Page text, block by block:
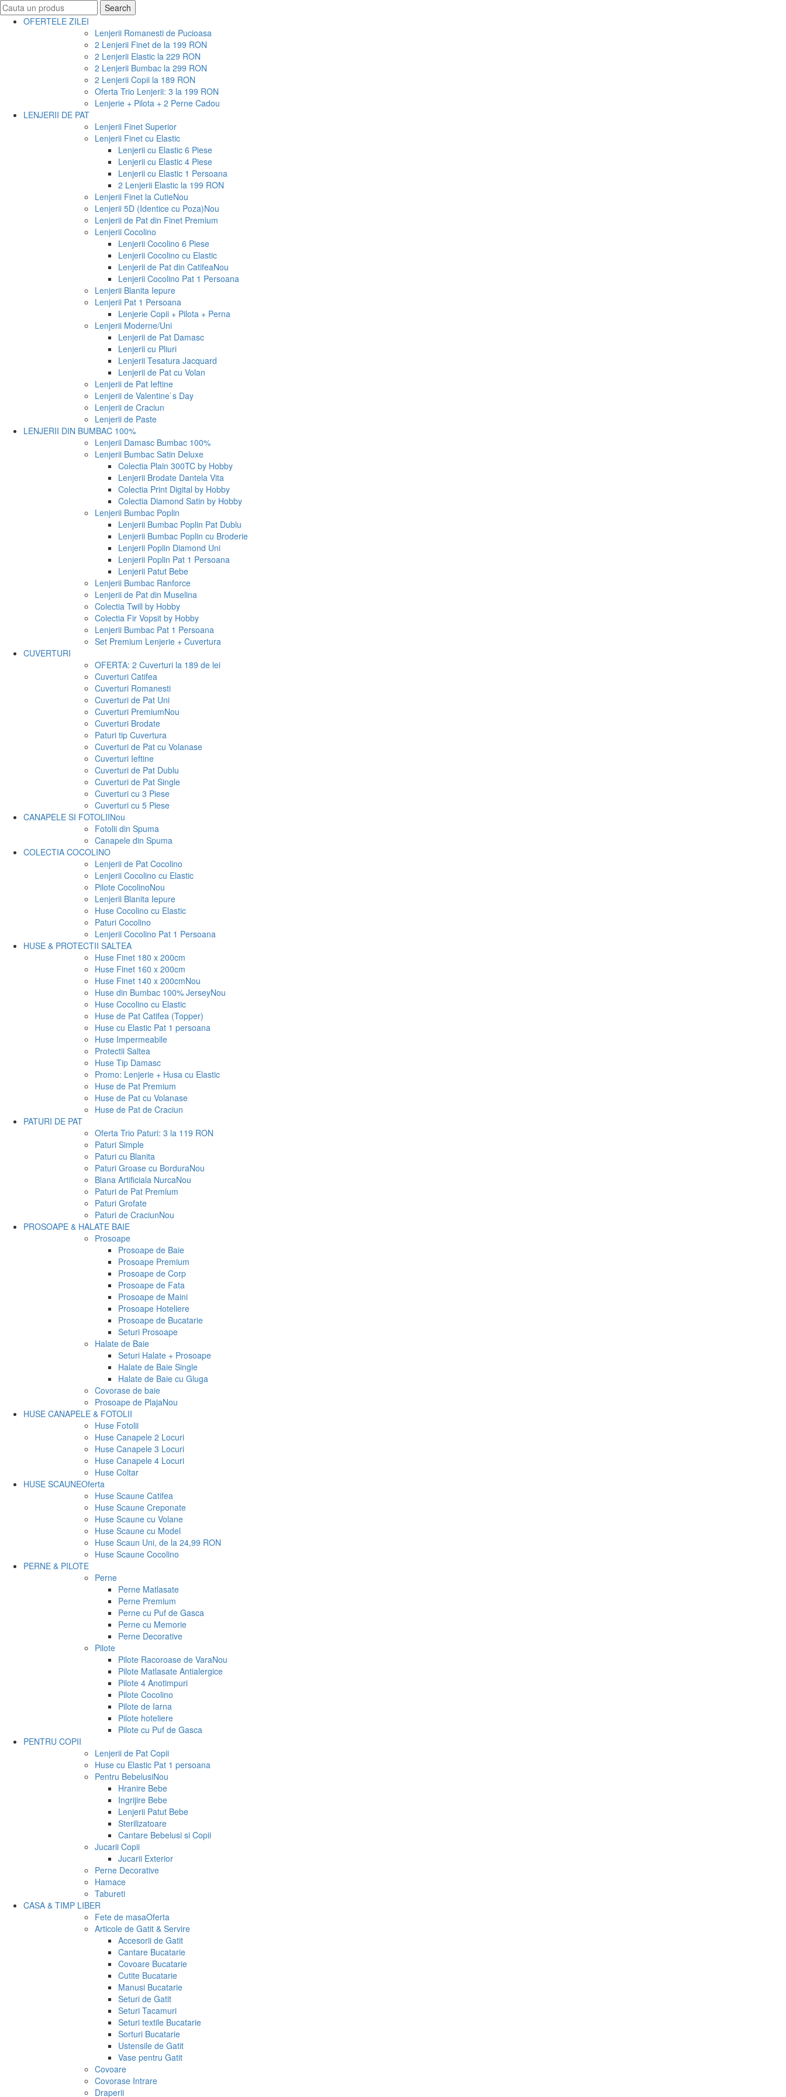
Search
for:
Search
OFERTELE ZILEI
Lenjerii Romanesti de Pucioasa
2 Lenjerii Finet de la 199 RON
2 Lenjerii Elastic la 229 RON
2 Lenjerii Bumbac la 299 RON
2 Lenjerii Copii la 189 RON
Oferta Trio Lenjerii: 3 la 199 RON
Lenjerie + Pilota + 2 Perne Cadou
LENJERII DE PAT
Lenjerii Finet Superior
Lenjerii Finet cu Elastic
Lenjerii cu Elastic 6 Piese
Lenjerii cu Elastic 4 Piese
Lenjerii cu Elastic 1 Persoana
2 Lenjerii Elastic la 199 RON
Lenjerii Finet la CutieNou
Lenjerii 5D (Identice cu Poza)Nou
Lenjerii de Pat din Finet Premium
Lenjerii Cocolino
Lenjerii Cocolino 6 Piese
Lenjerii Cocolino cu Elastic
Lenjerii de Pat din CatifeaNou
Lenjerii Cocolino Pat 1 Persoana
Lenjerii Blanita Iepure
Lenjerii Pat 1 Persoana
Lenjerie Copii + Pilota + Perna
Lenjerii Moderne/Uni
Lenjerii de Pat Damasc
Lenjerii cu Pliuri
Lenjerii Tesatura Jacquard
Lenjerii de Pat cu Volan
Lenjerii de Pat Ieftine
Lenjerii de Valentine`s Day
Lenjerii de Craciun
Lenjerii de Paste
LENJERII DIN BUMBAC 100%
Lenjerii Damasc Bumbac 100%
Lenjerii Bumbac Satin Deluxe
Colectia Plain 300TC by Hobby
Lenjerii Brodate Dantela Vita
Colectia Print Digital by Hobby
Colectia Diamond Satin by Hobby
Lenjerii Bumbac Poplin
Lenjerii Bumbac Poplin Pat Dublu
Lenjerii Bumbac Poplin cu Broderie
Lenjerii Poplin Diamond Uni
Lenjerii Poplin Pat 1 Persoana
Lenjerii Patut Bebe
Lenjerii Bumbac Ranforce
Lenjerii de Pat din Muselina
Colectia Twill by Hobby
Colectia Fir Vopsit by Hobby
Lenjerii Bumbac Pat 1 Persoana
Set Premium Lenjerie + Cuvertura
CUVERTURI
OFERTA: 2 Cuverturi la 189 de lei
Cuverturi Catifea
Cuverturi Romanesti
Cuverturi de Pat Uni
Cuverturi PremiumNou
Cuverturi Brodate
Paturi tip Cuvertura
Cuverturi de Pat cu Volanase
Cuverturi Ieftine
Cuverturi de Pat Dublu
Cuverturi de Pat Single
Cuverturi cu 3 Piese
Cuverturi cu 5 Piese
CANAPELE SI FOTOLIINou
Fotolii din Spuma
Canapele din Spuma
COLECTIA COCOLINO
Lenjerii de Pat Cocolino
Lenjerii Cocolino cu Elastic
Pilote CocolinoNou
Lenjerii Blanita Iepure
Huse Cocolino cu Elastic
Paturi Cocolino
Lenjerii Cocolino Pat 1 Persoana
HUSE & PROTECTII SALTEA
Huse Finet 180 x 200cm
Huse Finet 160 x 200cm
Huse Finet 140 x 200cmNou
Huse din Bumbac 100% JerseyNou
Huse Cocolino cu Elastic
Huse de Pat Catifea (Topper)
Huse cu Elastic Pat 1 persoana
Huse Impermeabile
Protectii Saltea
Huse Tip Damasc
Promo: Lenjerie + Husa cu Elastic
Huse de Pat Premium
Huse de Pat cu Volanase
Huse de Pat de Craciun
PATURI DE PAT
Oferta Trio Paturi: 3 la 119 RON
Paturi Simple
Paturi cu Blanita
Paturi Groase cu BorduraNou
Blana Artificiala NurcaNou
Paturi de Pat Premium
Paturi Grofate
Paturi de CraciunNou
PROSOAPE & HALATE BAIE
Prosoape
Prosoape de Baie
Prosoape Premium
Prosoape de Corp
Prosoape de Fata
Prosoape de Maini
Prosoape Hoteliere
Prosoape de Bucatarie
Seturi Prosoape
Halate de Baie
Seturi Halate + Prosoape
Halate de Baie Single
Halate de Baie cu Gluga
Covorase de baie
Prosoape de PlajaNou
HUSE CANAPELE & FOTOLII
Huse Fotolii
Huse Canapele 2 Locuri
Huse Canapele 3 Locuri
Huse Canapele 4 Locuri
Huse Coltar
HUSE SCAUNEOferta
Huse Scaune Catifea
Huse Scaune Creponate
Huse Scaune cu Volane
Huse Scaune cu Model
Huse Scaun Uni, de la 24,99 RON
Huse Scaune Cocolino
PERNE & PILOTE
Perne
Perne Matlasate
Perne Premium
Perne cu Puf de Gasca
Perne cu Memorie
Perne Decorative
Pilote
Pilote Racoroase de VaraNou
Pilote Matlasate Antialergice
Pilote 4 Anotimpuri
Pilote Cocolino
Pilote de Iarna
Pilote hoteliere
Pilote cu Puf de Gasca
PENTRU COPII
Lenjerii de Pat Copii
Huse cu Elastic Pat 1 persoana
Pentru BebelusiNou
Hranire Bebe
Ingrijire Bebe
Lenjerii Patut Bebe
Sterilizatoare
Cantare Bebelusi si Copii
Jucarii Copii
Jucarii Exterior
Perne Decorative
Hamace
Tabureti
CASA & TIMP LIBER
Fete de masaOferta
Articole de Gatit & Servire
Accesorii de Gatit
Cantare Bucatarie
Covoare Bucatarie
Cutite Bucatarie
Manusi Bucatarie
Seturi de Gatit
Seturi Tacamuri
Seturi textile Bucatarie
Sorturi Bucatarie
Ustensile de Gatit
Vase pentru Gatit
Covoare
Covorase Intrare
Draperii